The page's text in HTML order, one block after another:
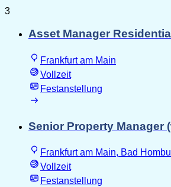
3
Asset Manager
Frankfurt am Main
Vollzeit
Festanstellung
Senior Property Manager
Frankfurt am Main, Bad
Vollzeit
Festanstellung